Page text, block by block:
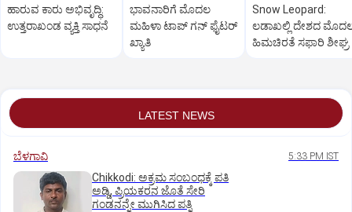
ಹಾರುವ ಕಾರು ಅಭಿವೃದ್ಧಿ:
ಉತ್ತರಾಖಂಡ ವ್ಯಕ್ತಿ ಸಾಧನೆ
ಭಾವನಾರಿಗೆ ಮೊದಲ
ಮಹಿಳಾ ಟಾಪ್‌ ಗನ್‌ ಫೈಟರ್‌
ಖ್ಯಾತಿ
Snow Leopard:
ಲಡಾಖಲ್ಲಿ ದೇಶದ
ಹಿಮಚಿರತೆ ಸಫಾರಿ ಶೀಘ್ರ
LATEST NEWS
ಬೆಳಗಾವಿ 5:33 PM IST
Chikkodi: ಅಕ್ರಮ ಸಂಬಂಧಕ್ಕೆ ಪತಿ
ಅಡ್ಡಿ, ಪ್ರಿಯಕರನ ಜೊತೆ ಸೇರಿ
ಗಂಡನನ್ನೇ ಮುಗಿಸಿದ ಪತ್ನಿ